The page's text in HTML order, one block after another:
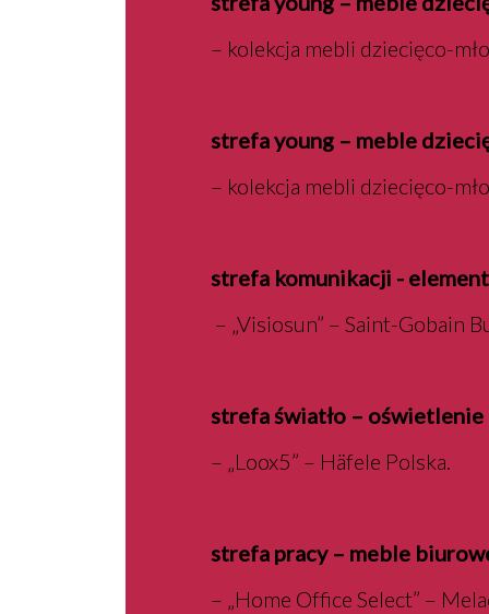
– kolekcja mebli dziecięco-
strefa young – meble
– kolekcja mebli dziecięco-
strefa komunikacji -
– „Visiosun” – Saint-Gobain
strefa światło –
– „Loox5” – Häfele Polska.
strefa pracy – meble
– „Home Office Select” –